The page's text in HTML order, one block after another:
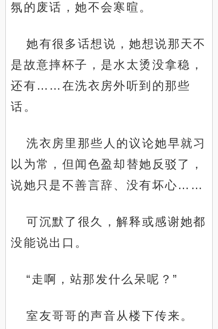
氛的废话，她不会寒暄。
她有很多话想说，她想说那天不
是故意摔杯子，是水太烫没拿稳，
还有……在洗衣房外听到的那些
话。
洗衣房里那些人的议论她早就习
以为常，但闻色盈却替她反驳了，
说她只是不善言辞、没有坏心……
可沉默了很久，解释或感谢她都
没能说出口。
“走啊，站那发什么呆呢？”
室友哥哥的声音从楼下传来。